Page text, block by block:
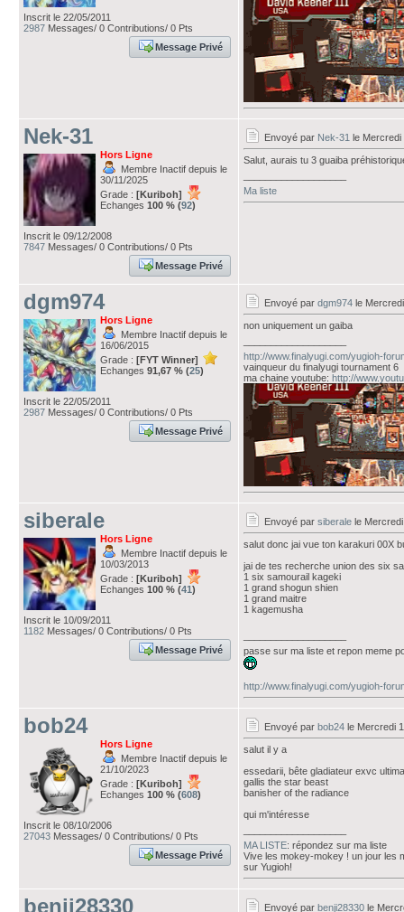
Inscrit le 22/05/2011
2987 Messages/ 0 Contributions/ 0 Pts
Message Privé
Nek-31
Hors Ligne
Membre Inactif depuis le
30/11/2025
Grade : [Kuriboh]
Echanges 100 % (92)
Inscrit le 09/12/2008
7847 Messages/ 0 Contributions/ 0 Pts
Message Privé
Envoyé par Nek-31 le Mercredi
Salut, aurais tu 3 guaiba
Ma liste
dgm974
Hors Ligne
Membre Inactif depuis le
16/06/2015
Grade : [FYT Winner]
Echanges 91,67 % (25)
Inscrit le 22/05/2011
2987 Messages/ 0 Contributions/ 0 Pts
Message Privé
Envoyé par dgm974 le
non uniquement un gaiba
http://www.finalyugi.com/yugioh-
vainqueur du finalyugi tournament 6
ma chaine youtube: http://
siberale
Hors Ligne
Membre Inactif depuis le
10/03/2013
Grade : [Kuriboh]
Echanges 100 % (41)
Inscrit le 10/09/2011
1182 Messages/ 0 Contributions/ 0 Pts
Message Privé
Envoyé par siberale le
salut donc jai vue ton karakuri 00X
jai de tes recherche union des six
1 six samourail kageki
1 grand shogun shien
1 grand maitre
1 kagemusha
passe sur ma liste et repon meme
http://www.finalyugi.com/yugioh-
bob24
Hors Ligne
Membre Inactif depuis le
21/10/2023
Grade : [Kuriboh]
Echanges 100 % (608)
Inscrit le 08/10/2006
27043 Messages/ 0 Contributions/ 0 Pts
Message Privé
Envoyé par bob24 le Mercredi
salut il y a
essedarii, bête gladiateur exvc
gallis the star beast
banisher of the radiance
qui m'intéresse
MA LISTE: répondez sur ma liste
Vive les mokey-mokey ! un jour les
sur Yugioh!
benji28330 Envoyé par benji28330 le